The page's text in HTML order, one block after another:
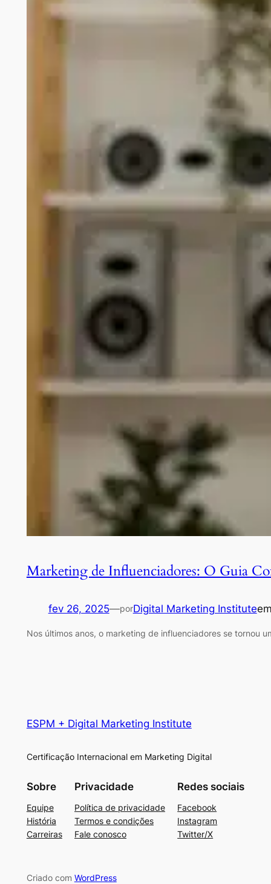
Marketing de Influenciadores: O Guia
fev 26, 2025—porDigital Marketing Institute
Nos últimos anos, o marketing de influenciadores se tornou
ESPM + Digital Marketing Institute
Certificação Internacional em Marketing Digital
Sobre
Equipe
História
Carreiras
Privacidade
Política de privacidade
Termos e condições
Fale conosco
Redes sociais
Facebook
Instagram
Twitter/X
Criado com WordPress